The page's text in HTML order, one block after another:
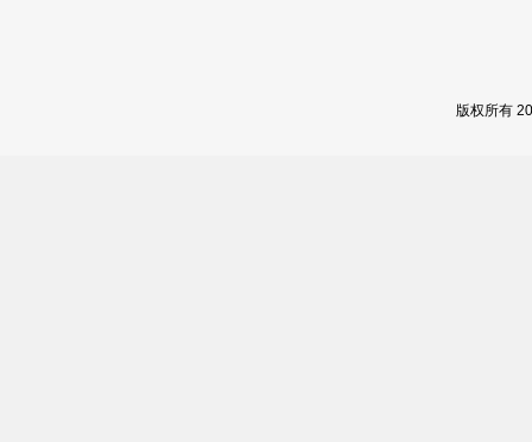
版权所有